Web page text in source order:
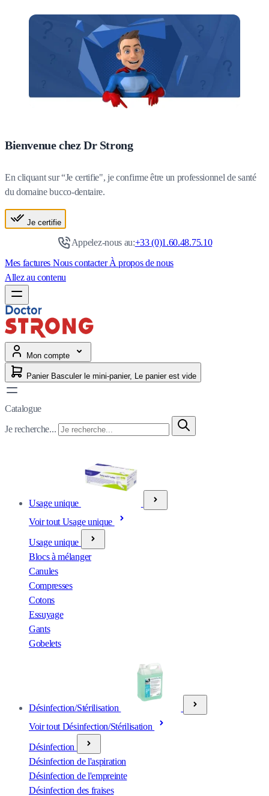
Bienvenue chez Dr Strong
En cliquant sur “Je certifie", je confirme être un professionnel de santé
du domaine bucco-dentaire.
Je certifie
Appelez-nous au:+33 (0)1.60.48.75.10
Mes factures Nous contacterÀ propos de nous
Allez au contenu
Mon compte
Panier Basculer le mini-panier, Le panier est vide
Catalogue
Je recherche...
Usage unique
Voir tout Usage unique
Usage unique
Blocs à mélanger
Canules
Compresses
Cotons
Essuyage
Gants
Gobelets
Désinfection/Stérilisation
Voir tout Désinfection/Stérilisation
Désinfection
Désinfection de l'aspiration
Désinfection de l'empreinte
Désinfection des fraises